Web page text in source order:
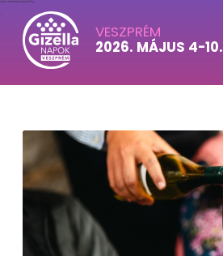
www.ersekipinceszet.hu
">
VESZPRÉM
2026. MÁJUS 4-10.